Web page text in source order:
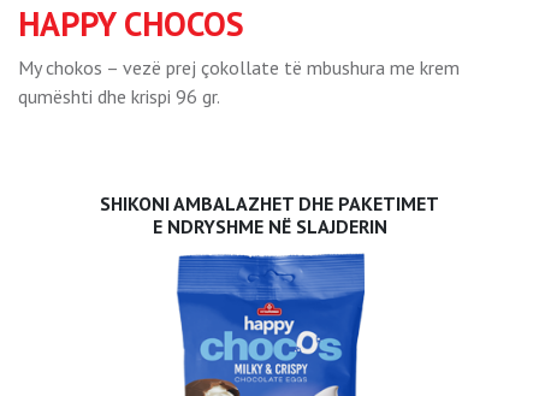
HAPPY CHOCOS
My chokos – vezë prej çokollate të mbushura me krem
qumështi dhe krispi 96 gr.
SHIKONI AMBALAZHET DHE PAKETIMET
E NDRYSHME NË SLAJDERIN